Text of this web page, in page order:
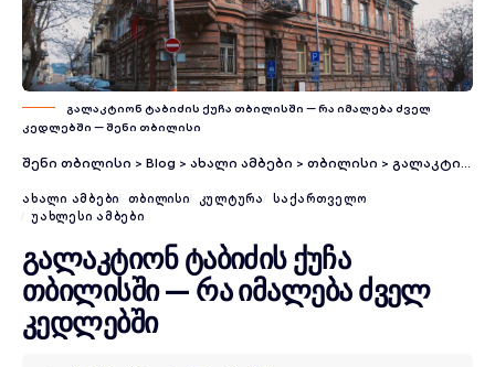
გალაკტიონ ტაბიძის ქუჩა თბილისში — რა იმალება ძველ
კედლებში — შენი თბილისი
შენი თბილისი > Blog > ახალი ამბები > თბილისი > გალაკტიონ ტაბიძის ქუჩა თბილისში — რა იმალება ძველ კედლებში
ᲐᲮᲐᲚᲘ ᲐᲛᲑᲔᲑᲘ ᲗᲑᲘᲚᲘᲡᲘ ᲙᲣᲚᲢᲣᲠᲐ
ᲡᲐᲥᲐᲠᲗᲕᲔᲚᲝ
ᲣᲐᲮᲚᲔᲡᲘ ᲐᲛᲑᲔᲑᲘ
გალაკტიონ ტაბიძის ქუჩა
თბილისში — რა იმალება ძველ
კედლებში